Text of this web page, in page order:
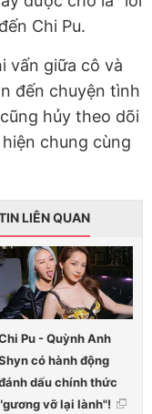
Chi Pu.
vấn giữa cô và
đến chuyện tình
hủy theo dõi
chung cùng
LIÊN QUAN
Pu - Quỳnh Anh
có hành động
dấu chính thức
vỡ lại lành"!